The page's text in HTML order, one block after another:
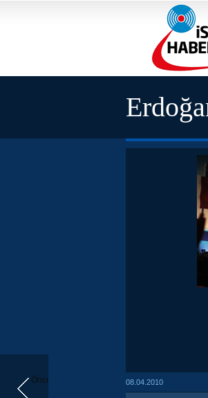
Önceki 08.04.2010